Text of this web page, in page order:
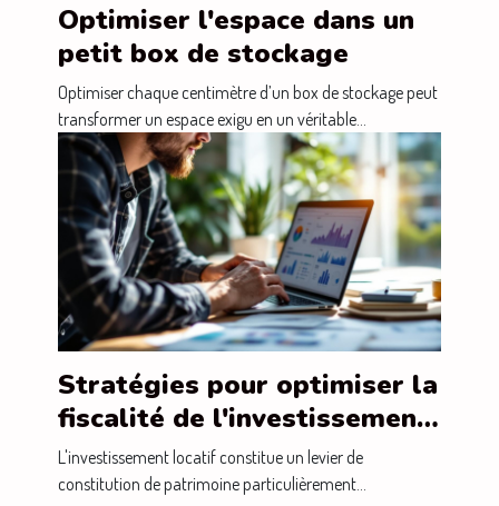
Optimiser l'espace dans un
petit box de stockage
Optimiser chaque centimètre d’un box de stockage peut
transformer un espace exigu en un véritable...
Stratégies pour optimiser la
fiscalité de l'investissement
locatif
L'investissement locatif constitue un levier de
constitution de patrimoine particulièrement...